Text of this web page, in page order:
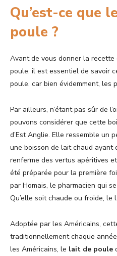
Qu’est-ce que
poule ?
Avant de vous donner la
poule, il est essentiel de savoir
poule, car bien évidemment, les
Par ailleurs, n’étant pas sûr de
pouvons considérer que cette
d’Est Anglie. Elle ressemble un
une boisson de lait chaud
renferme des vertus apéritives
été préparée pour la première
par Homais, le pharmacien qui
Qu’elle soit chaude ou froide,
Adoptée par les Américains,
traditionnellement chaque
les Américains, le lait de poule